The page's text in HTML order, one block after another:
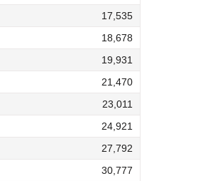
17,535
18,678
19,931
21,470
23,011
24,921
27,792
30,777